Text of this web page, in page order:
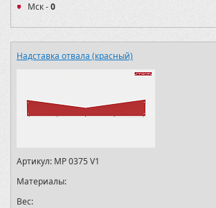
Мск -0
Надставка отвала (красный)
Артикул: MP 0375 V1
Материалы:
Вес: